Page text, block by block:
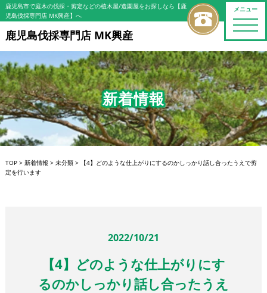
メニュー
toggle
鹿児島市で庭木の伐採・剪定などの植木屋/造園屋をお探しなら【鹿
児島伐採専門店 MK興産】へ
鹿児島伐採専門店 MK興産
新着情報
TOP> 新着情報 > 未分類>
【4】どのような仕上がりにするのかしっかり話し合ったうえで剪
定を行います
2022/10/21
【4】どのような仕上がりにす
るのかしっかり話し合ったうえ